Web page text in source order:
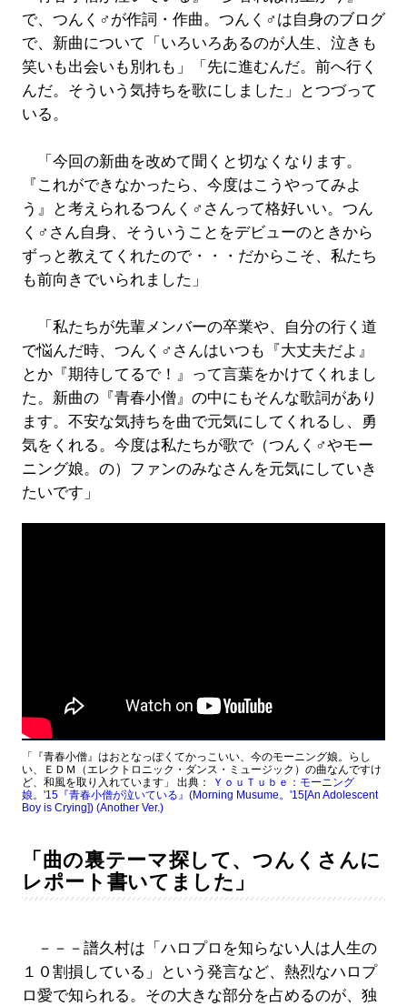
で、つんく♂が作詞・作曲。つんく♂は自身のブログ
で、新曲について「いろいろあるのが人生、泣きも
笑いも出会いも別れも」「先に進むんだ。前へ行く
んだ。そういう気持ちを歌にしました」とつづって
いる。
「今回の新曲を改めて聞くと切なくなります。
『これができなかったら、今度はこうやってみよ
う』と考えられるつんく♂さんって格好いい。つん
く♂さん自身、そういうことをデビューのときから
ずっと教えてくれたので・・・だからこそ、私たち
も前向きでいられました」
「私たちが先輩メンバーの卒業や、自分の行く道
で悩んだ時、つんく♂さんはいつも『大丈夫だよ』
とか『期待してるで！』って言葉をかけてくれまし
た。新曲の『青春小僧』の中にもそんな歌詞があり
ます。不安な気持ちを曲で元気にしてくれるし、勇
気をくれる。今度は私たちが歌で（つんく♂やモー
ニング娘。の）ファンのみなさんを元気にしていき
たいです」
「『青春小僧』はおとなっぽくてかっこいい、今のモーニング娘。らし
い、ＥＤＭ（エレクトロニック・ダンス・ミュージック）の曲なんですけ
ど、和風を取り入れています」 出典：
ＹｏｕＴｕｂｅ：モーニング
娘。'15『青春小僧が泣いている』(Morning Musume。'15[An Adolescent
Boy is Crying]) (Another Ver.)
「曲の裏テーマ探して、つんくさんに
レポート書いてました」
－－－譜久村は「ハロプロを知らない人は人生の
１０割損している」という発言など、熱烈なハロプ
ロ愛で知られる。その大きな部分を占めるのが、独